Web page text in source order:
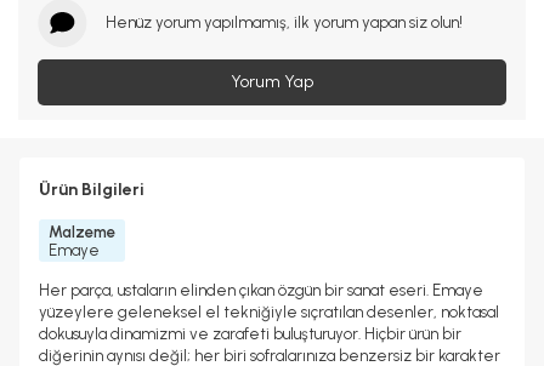
Henüz yorum yapılmamış, ilk yorum yapan siz olun!
Yorum Yap
Ürün Bilgileri
Malzeme
Emaye
Her parça, ustaların elinden çıkan özgün bir sanat eseri. Emaye
yüzeylere geleneksel el tekniğiyle sıçratılan desenler, noktasal
dokusuyla dinamizmi ve zarafeti buluşturuyor. Hiçbir ürün bir
diğerinin aynısı değil; her biri sofralarınıza benzersiz bir karakter